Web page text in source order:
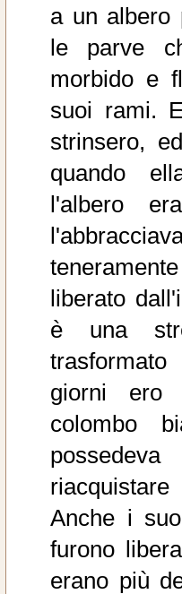
a un albero
le parve
morbido e
suoi rami.
strinsero,
quando
l'albero
liberato
è una
giorni ero
colombo
Anche i
furono
erano più